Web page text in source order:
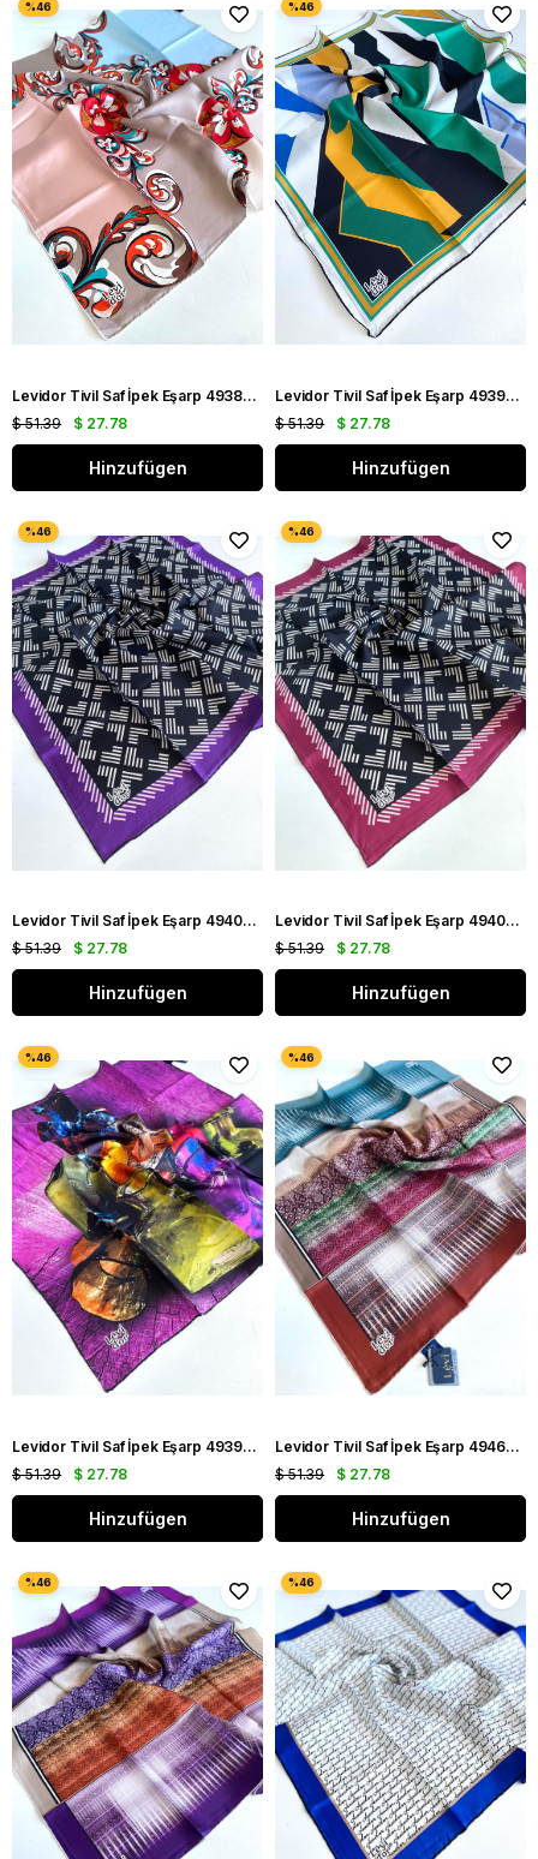
Levidor Tivil Saf İpek Eşarp 49383 Pembe Karışık Desen
$ 27.78
$ 51.39
Hinzufügen
Levidor Tivil Saf İpek Eşarp 49392 Siyah Karışık Desen
$ 27.78
$ 51.39
Hinzufügen
Levidor Tivil Saf İpek Eşarp 49404 Siyah Karışık Desen
$ 27.78
$ 51.39
Hinzufügen
Levidor Tivil Saf İpek Eşarp 49402 Siyah Karışık Desen
$ 27.78
$ 51.39
Hinzufügen
Levidor Tivil Saf İpek Eşarp 49396 Pembe Karışık Desen
$ 27.78
$ 51.39
Hinzufügen
Levidor Tivil Saf İpek Eşarp 49467 Kiremit Karışık Desen
$ 27.78
$ 51.39
Hinzufügen